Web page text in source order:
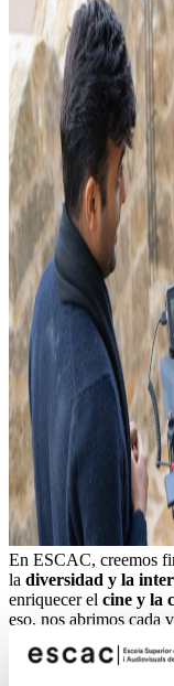
En ESCAC, creemos
la diversidad y la
enriquecer el cine y la
eso, nos abrimos cada
india y del Sur de